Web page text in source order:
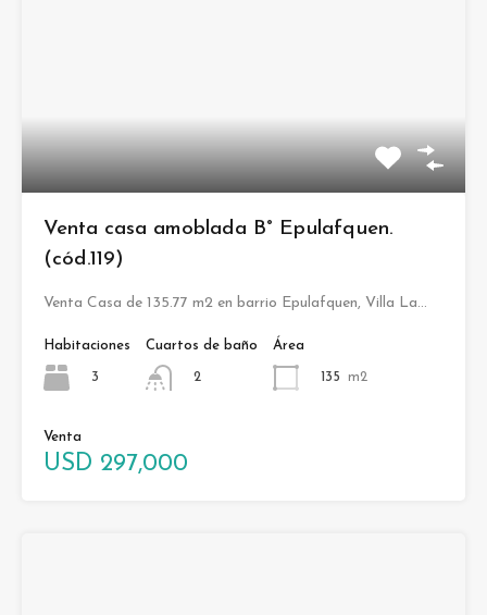
Venta casa amoblada B° Epulafquen.
(cód.119)
Venta Casa de 135.77 m2 en barrio Epulafquen, Villa La…
Habitaciones
3
Cuartos de baño
2
Área
135 m2
Venta
USD 297,000